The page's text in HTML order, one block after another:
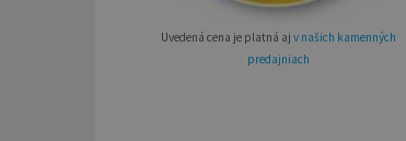
Uvedená cena je platná aj v našich kamenných
predajniach